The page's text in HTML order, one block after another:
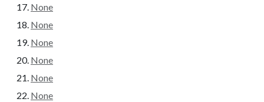
None
None
None
None
None
None